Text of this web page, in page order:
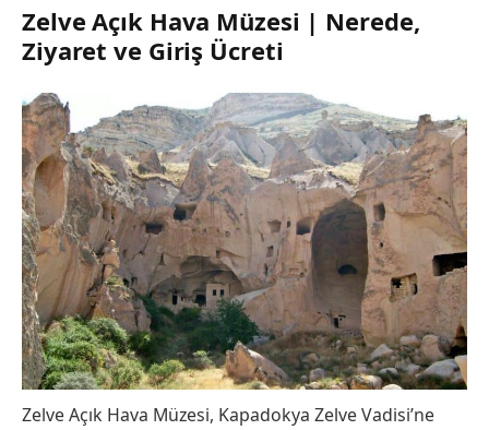
Zelve Açık Hava Müzesi | Nerede,
Ziyaret ve Giriş Ücreti
Zelve Açık Hava Müzesi, Kapadokya Zelve Vadisi’ne